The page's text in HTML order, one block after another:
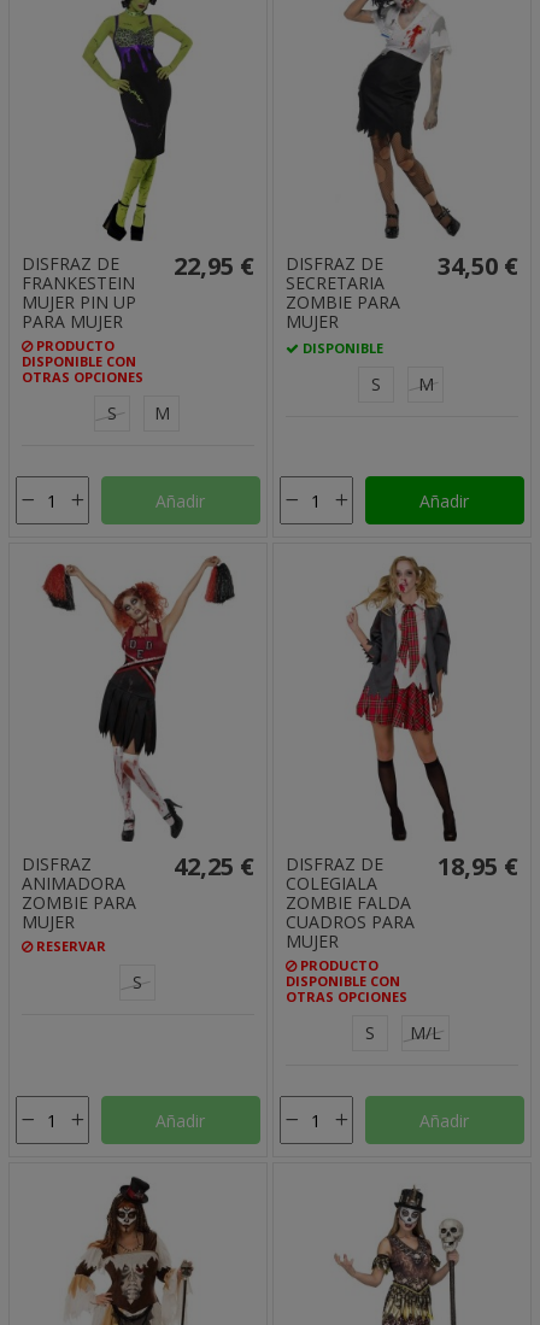
DISFRAZ DE
FRANKESTEIN
MUJER PIN UP
PARA MUJER
PRODUCTO
DISPONIBLE CON
OTRAS OPCIONES
22,95 €
S M
Añadir
DISFRAZ DE
SECRETARIA
ZOMBIE PARA
MUJER
DISPONIBLE
34,50 €
S M
Añadir
DISFRAZ
ANIMADORA
ZOMBIE PARA
MUJER
RESERVAR
42,25 €
S
Añadir
DISFRAZ DE
COLEGIALA
ZOMBIE FALDA
CUADROS PARA
MUJER
PRODUCTO
DISPONIBLE CON
OTRAS OPCIONES
18,95 €
S M/L
Añadir